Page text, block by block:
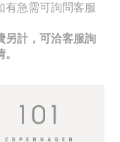
有急需可詢問客服
另計，可洽客服詢